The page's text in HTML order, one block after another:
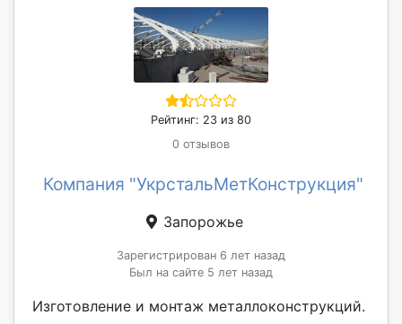
Рейтинг: 23 из 80
0 отзывов
Компания "УкрстальМетКонструкция"
Запорожье
Зарегистрирован 6 лет назад
Был на сайте 5 лет назад
Изготовление и монтаж металлоконструкций.